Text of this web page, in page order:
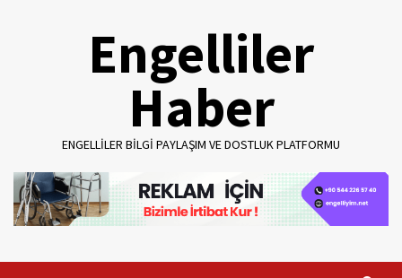
Engelliler
Haber
ENGELLILER BILGI PAYLAŞIM VE DOSTLUK PLATFORMU